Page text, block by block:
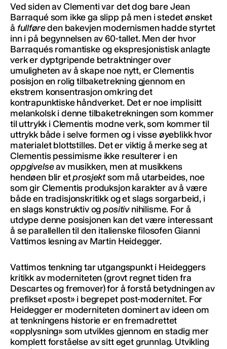
Ved siden av Clementi var det dog bare Jean
Barraqué som ikke ga slipp på men i stedet ønsket
å fullføreden bakevjen modernismen hadde styrtet
inn i på begynnelsen av 60-tallet. Men der hvor
Barraqués romantiske og ekspresjonistisk anlagte
verk er dyptgripende betraktninger over
umuligheten av å skape noe nytt, er Clementis
posisjon en rolig tilbaketrekning gjennom en
ekstrem konsentrasjon omkring det
kontrapunktiske håndverket. Det er noe implisitt
melankolsk i denne tilbaketrekningen som kommer
til uttrykk i Clementis modne verk, som kommer til
uttrykk både i selve formen og i visse øyeblikk hvor
materialet blottstilles. Det er viktig å merke seg at
Clementis pessimisme ikke resulterer i en
oppgivelseav musikken, men at musikkens
hendøen blir etprosjektsom må utarbeides, noe
som gir Clementis produksjon karakter av å være
både en tradisjonskritikk og et slags sorgarbeid, i
en slags konstruktiv ogpositivnihilisme. For å
utdype denne posisjonen kan det være interessant
å se parallellen til den italienske filosofen Gianni
Vattimos lesning av Martin Heidegger.
Vattimos tenkning tar utgangspunkt i Heideggers
kritikk av moderniteten (grovt regnet tiden fra
Descartes og fremover) for å forstå betydningen av
prefikset «post» i begrepet post-modernitet. For
Heidegger er moderniteten dominert av ideen om
at tenkningens historie er en fremadrettet
«opplysning» som utvikles gjennom en stadig mer
komplett forståelse av sitt eget grunnlag. Utvikling